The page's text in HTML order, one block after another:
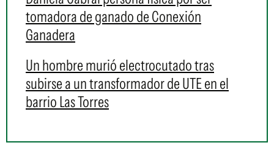
tomadora de ganado de Conexión
Ganadera
Un hombre murió electrocutado tras
subirse a un transformador de UTE en el
barrio Las Torres